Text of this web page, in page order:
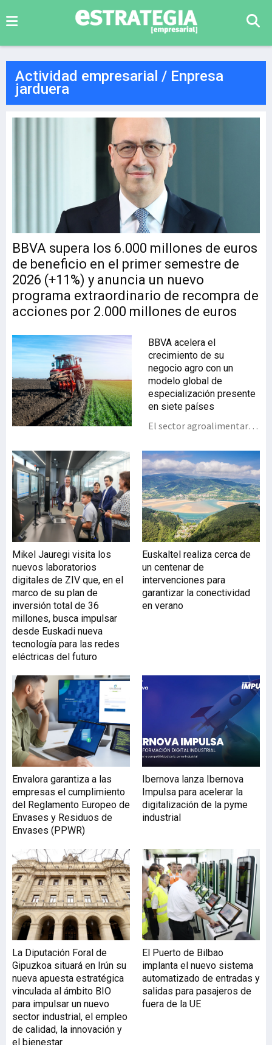
Actividad empresarial / Enpresa
jarduera
BBVA supera los 6.000 millones de euros
de beneficio en el primer semestre de
2026 (+11%) y anuncia un nuevo
programa extraordinario de recompra de
acciones por 2.000 millones de euros
BBVA acelera el
crecimiento de su
negocio agro con un
modelo global de
especialización presente
en siete países
El sector agroalimentario
estratégicos para la banca
de empresas de BBVA y uno
de los ejemplos más
avanzados de su estrategia
de sectorización: "El agro
es un claro ejemplo de
cómo la especialización
nuestros clientes y para el
banco. Hemos convertido
el conocimiento de
nuestros equipos en
actividad comercial y
extender las mejores
prácticas entre países. Ese
es precisamente el
objetivo de nuestra
estrategia de
sectorización: ofrecer un
asesoramiento cada vez
más
Mikel Jauregi visita los
nuevos laboratorios
digitales de ZIV que, en el
marco de su plan de
inversión total de 36
millones, busca impulsar
desde Euskadi nueva
tecnología para las redes
eléctricas del futuro
Euskaltel realiza cerca de
un centenar de
intervenciones para
garantizar la conectividad
en verano
Envalora garantiza a las
empresas el cumplimiento
del Reglamento Europeo de
Envases y Residuos de
Envases (PPWR)
Ibernova lanza Ibernova
Impulsa para acelerar la
digitalización de la pyme
industrial
La Diputación Foral de
Gipuzkoa situará en Irún su
nueva apuesta estratégica
vinculada al ámbito BIO
para impulsar un nuevo
sector industrial, el empleo
de calidad, la innovación y
el bienestar
El Puerto de Bilbao
implanta el nuevo sistema
automatizado de entradas y
salidas para pasajeros de
fuera de la UE